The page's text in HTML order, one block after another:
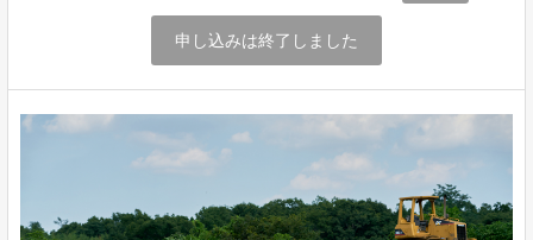
申し込みは終了しました